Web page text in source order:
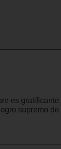
es
supremo de